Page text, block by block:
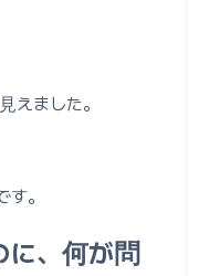
えました。
。
に、何が問